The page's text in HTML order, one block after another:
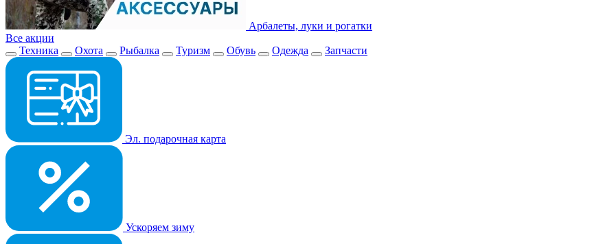
Арбалеты, луки и рогатки
Все акции
Техника
Охота Рыбалка Туризм Обувь Одежда Запчасти
Эл. подарочная карта
Ускоряем зиму